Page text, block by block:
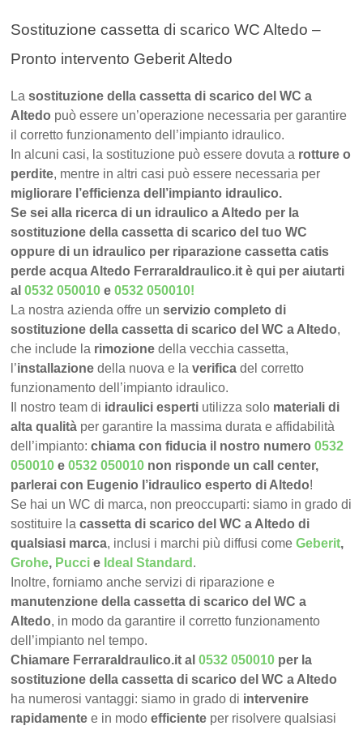
Sostituzione cassetta di scarico WC Altedo –
Pronto intervento Geberit Altedo
Lasostituzione della cassetta di scarico del WC a
Altedo può essere un’operazione necessaria per garantire
il corretto funzionamento dell’impianto idraulico.
In alcuni casi, la sostituzione può essere dovuta a rotture o
perdite, mentre in altri casi può essere necessaria per
migliorare l’efficienza dell’impianto idraulico.
Se sei alla ricerca di un idraulico a Altedo per la
sostituzione della cassetta di scarico del tuo WC
oppure di un idraulico per riparazione cassetta catis
perde acqua Altedo FerraraIdraulico.it è qui per aiutarti
al0532 050010 e0532 050010!
La nostra azienda offre unservizio completo di
sostituzione della cassetta di scarico del WC a Altedo,
che include la rimozione della vecchia cassetta,
l’installazione della nuova e laverifica del corretto
funzionamento dell’impianto idraulico.
Il nostro team di idraulici esperti utilizza solo materiali di
alta qualità per garantire la massima durata e affidabilità
dell’impianto:chiama con fiducia il nostro numero0532
050010 e0532 050010 non risponde un call center,
parlerai con Eugenio l’idraulico esperto di Altedo!
Se hai un WC di marca, non preoccuparti: siamo in grado di
sostituire lacassetta di scarico del WC a Altedo di
qualsiasi marca, inclusi i marchi più diffusi comeGeberit,
Grohe, Pucci e Ideal Standard .
Inoltre, forniamo anche servizi di riparazione e
manutenzione della cassetta di scarico del WC a
Altedo, in modo da garantire il corretto funzionamento
dell’impianto nel tempo.
Chiamare FerraraIdraulico.it al0532 050010 per la
sostituzione della cassetta di scarico del WC a Altedo
ha numerosi vantaggi: siamo in grado di intervenire
rapidamente e in modoefficiente per risolvere qualsiasi